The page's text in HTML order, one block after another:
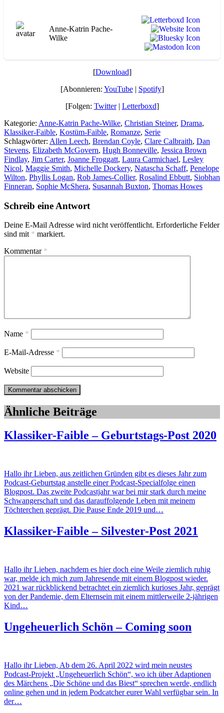
Anne-Katrin Pache-
Wilke
[Download]
[Abonnieren: YouTube| Spotify]
[Folgen: Twitter| Letterboxd]
Kategorie: Anne-Katrin Pache-Wilke, Christian Steiner, Drama,
Klassiker-Faible, Kostüm-Faible, Romanze, Serie
Schlagwörter: Allen Leech, Brendan Coyle, Clare Calbraith, Dan
Stevens, Elizabeth McGovern, Hugh Bonneville, Jessica Brown
Findlay, Jim Carter, Joanne Froggatt, Laura Carmichael, Lesley
Nicol, Maggie Smith, Michelle Dockery, Natascha Schaff, Penelope
Wilton, Phyllis Logan, Rob James-Collier, Rosalind Ebbutt, Siobhan
Finneran, Sophie McShera, Susannah Buxton, Thomas Howes
Schreib eine Antwort
Deine E-Mail Adresse wird nicht veröffentlicht. Erforderliche Felder
sind mit * markiert.
Kommentar *
Name *
E-Mail-Adresse *
Website
Ähnliche Beiträge
Klassiker-Faible – Geburtstags-Post 2020
Hallo ihr Lieben, aus zeitlichen Gründen gibt es dieses Jahr zum
Podcast-Geburtstag anstelle einer Podcast-Specialfolge einen
Blogpost. Das zweite Podcastjahr war bei mir stark durch meine
Schwangerschaft und das darauffolgende Leben mit meinem
Töchterchen geprägt. Die Pause Ende 2019 und…
Klassiker-Faible – Silvester-Post 2021
Hallo ihr Lieben, nachdem es hier doch eine Weile ziemlich ruhig
war, melde ich mich zum Jahresende mit einem Blogpost wieder.
2021 war rückblickend betrachtet ein ziemlich kurioses Jahr, geprägt
von der Pandemie, dem Elternsein mit einem mittlerweile 2-jährigen
Kind…
Ungeheuerlich Schön – Coming soon
Hallo ihr Lieben, Ab dem 26. April 2022 wird mein neustes
Podcast-Projekt „Ungeheuerlich Schön“, wo ich über Adaptionen
des Märchens „Die Schöne und das Biest“ sprechen werde, endlich
online gehen und in jedem Podcatcher eurer Wahl verfügbar sein. In
der…